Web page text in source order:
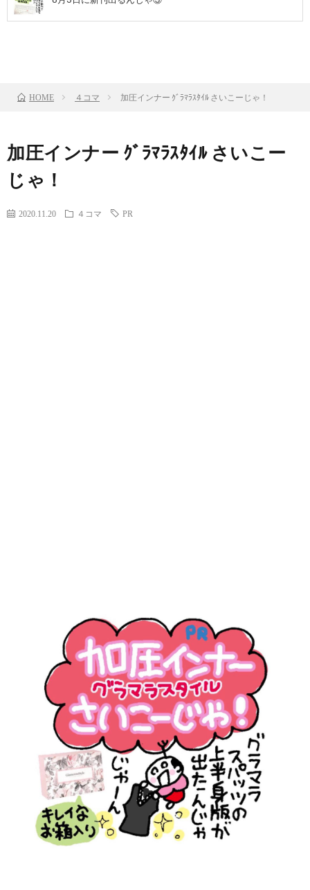
HOME ４コマ 加圧インナー ｸﾞﾗﾏﾗｽﾀｲﾙ さいこーじゃ！
加圧インナー ｸﾞﾗﾏﾗｽﾀｲﾙ さいこー
じゃ！
2020.11.20 ４コマ PR